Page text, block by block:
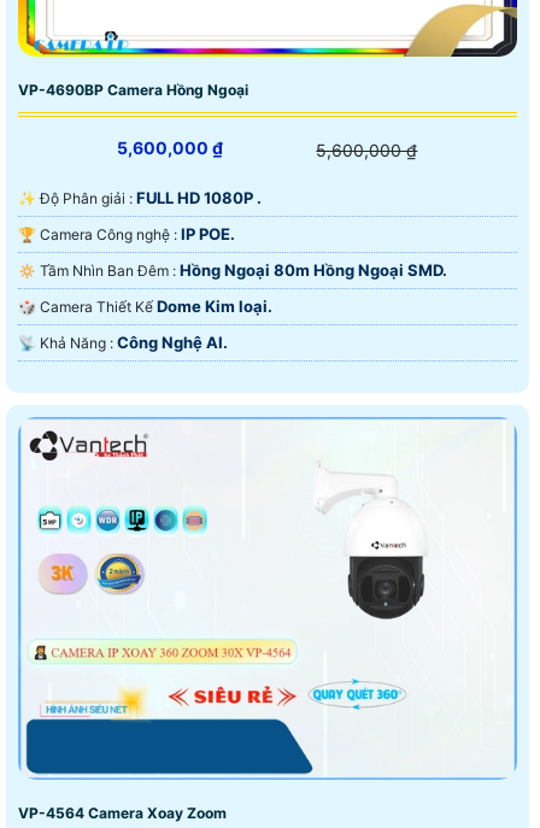
VP-4690BP Camera Hồng Ngoại
5,600,000 ₫ 5,600,000 ₫
✨ Độ Phân giải : FULL HD 1080P .
🏆 Camera Công nghệ : IP POE.
🔅 Tầm Nhìn Ban Đêm : Hồng Ngoại 80m Hồng Ngoại SMD.
🎲 Camera Thiết Kế Dome Kim loại.
️📡 Khả Năng : Công Nghệ AI.
VP-4564 Camera Xoay Zoom